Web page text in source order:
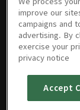
07/07/2026
11분
07/02/
10분
improve our
campaigns and
advertising. By
exercise your
privacy notice
Accept